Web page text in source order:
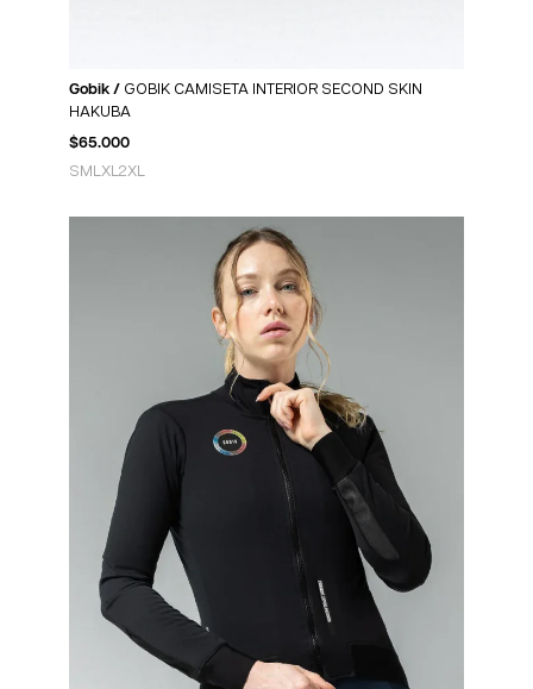
Gobik / GOBIK CAMISETA INTERIOR SECOND SKIN
HAKUBA
$65.000
S M LXL2XL